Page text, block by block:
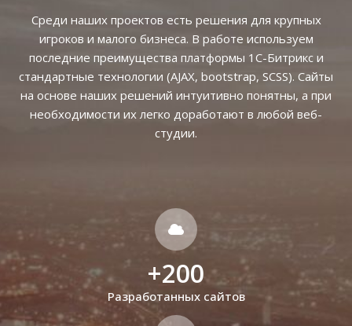
Среди наших проектов есть решения для крупных
игроков и малого бизнеса. В работе используем
последние преимущества платформы 1С-Битрикс и
стандартные технологии (AJAX, bootstrap, SCSS). Сайты
на основе наших решений интуитивно понятны, а при
необходимости их легко доработают в любой веб-
студии.
+200
Разработанных сайтов